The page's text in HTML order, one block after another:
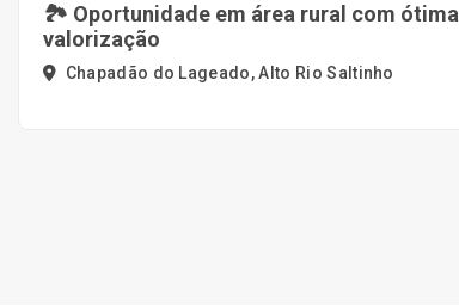
🏞️ Oportunidade em área rural com ótima
valorização
Chapadão do Lageado, Alto Rio Saltinho